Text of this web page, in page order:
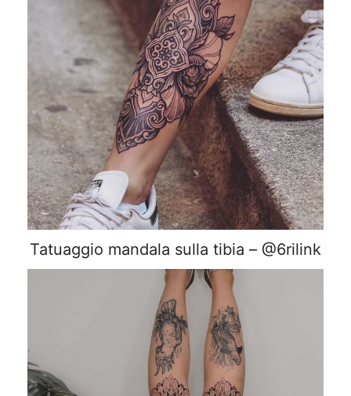
Tatuaggio mandala sulla tibia – @6rilink